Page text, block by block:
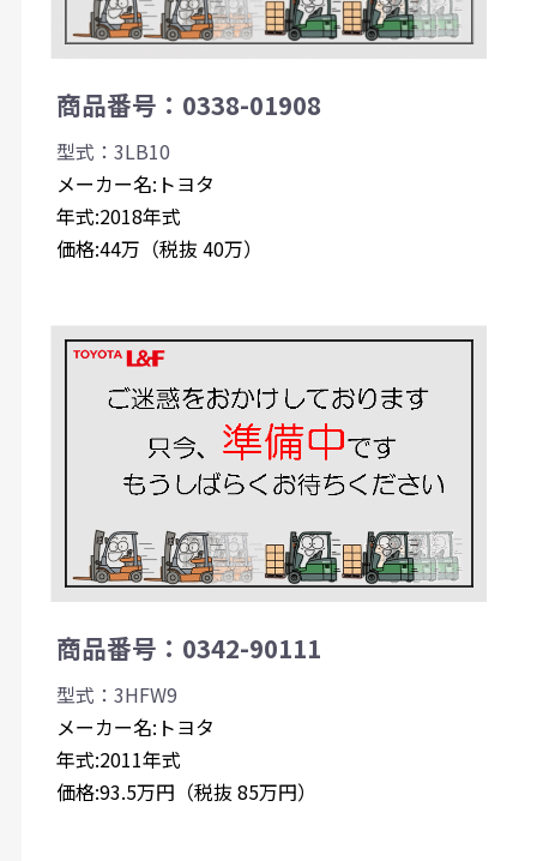
商品番号：0338-01908
型式：3LB10
メーカー名:トヨタ
年式:2018年式
価格:44万（税抜 40万）
商品番号：0342-90111
型式：3HFW9
メーカー名:トヨタ
年式:2011年式
価格:93.5万円（税抜 85万円）